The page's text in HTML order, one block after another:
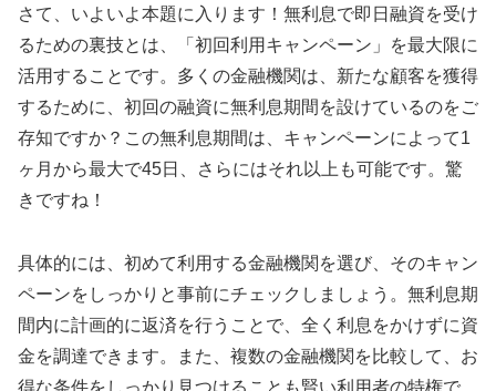
さて、いよいよ本題に入ります！無利息で即日融資を受け
るための裏技とは、「初回利用キャンペーン」を最大限に
活用することです。多くの金融機関は、新たな顧客を獲得
するために、初回の融資に無利息期間を設けているのをご
存知ですか？この無利息期間は、キャンペーンによって1
ヶ月から最大で45日、さらにはそれ以上も可能です。驚
きですね！
具体的には、初めて利用する金融機関を選び、そのキャン
ペーンをしっかりと事前にチェックしましょう。無利息期
間内に計画的に返済を行うことで、全く利息をかけずに資
金を調達できます。また、複数の金融機関を比較して、お